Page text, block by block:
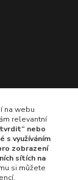
na webu
relevantní
nebo
využíváním
zobrazení
sítíchna
si můžete